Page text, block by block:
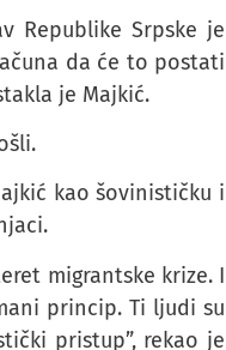
Republike Srpske je
da će to postati
je Majkić.
kao šovinističku i
migrantske krize. I
princip. Ti ljudi su
pristup”, rekao je